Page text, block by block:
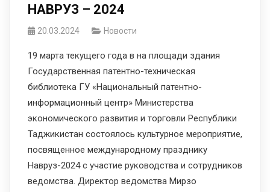
НАВРУЗ – 2024
20.03.2024 Новости
19 марта текущего года в на площади здания
Государственная патентно-техническая
библиотека ГУ «Национальный патентно-
информационный центр» Министерства
экономического развития и торговли Республики
Таджикистан состоялось культурное мероприятие,
посвященное международному празднику
Навруз-2024 с участие руководства и сотрудников
ведомства. Директор ведомства Мирзо